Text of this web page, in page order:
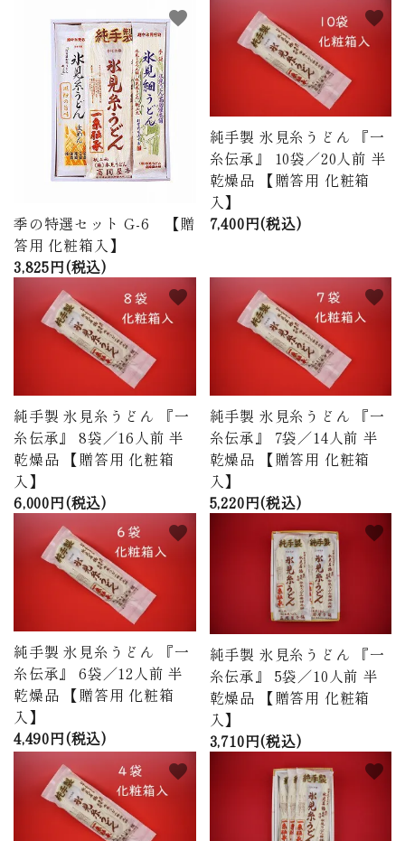
特定商取引法について
お問い合わせ
ページ一覧
季の特選セット G-6 【贈
答用 化粧箱入】
3,825円(税込)
favorite
純手製 氷見糸うどん 『一
糸伝承』 10袋／20人前 半
乾燥品 【贈答用 化粧箱
入】
7,400円(税込)
favorite
純手製 氷見糸うどん 『一
糸伝承』 8袋／16人前 半
乾燥品 【贈答用 化粧箱
入】
6,000円(税込)
favorite
純手製 氷見糸うどん 『一
糸伝承』 7袋／14人前 半
乾燥品 【贈答用 化粧箱
入】
5,220円(税込)
favorite
純手製 氷見糸うどん 『一
糸伝承』 6袋／12人前 半
乾燥品 【贈答用 化粧箱
入】
4,490円(税込)
favorite
純手製 氷見糸うどん 『一
糸伝承』 5袋／10人前 半
乾燥品 【贈答用 化粧箱
入】
3,710円(税込)
favorite
favorite favorite